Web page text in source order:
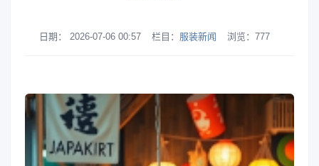
日期： 2026-07-06 00:57 栏目： 服装新闻 浏览： 777